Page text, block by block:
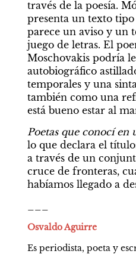
través de la poesía.
presenta un texto
parece un aviso y un
juego de letras. El
Moschovakis podría
autobiográfico
temporales y una
también como una
está bueno estar al
Poetas que conocí en
lo que declara el
a través de un
cruce de fronteras,
habíamos llegado a
Osvaldo Aguirre
Es periodista, poeta y